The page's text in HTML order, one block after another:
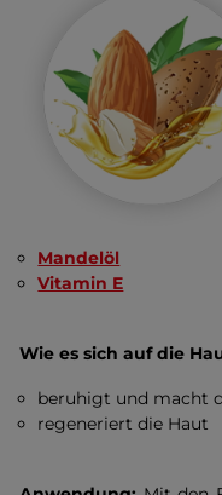
Mandelöl
Vitamin E
Wie es sich auf die
beruhigt und macht
regeneriert die Haut